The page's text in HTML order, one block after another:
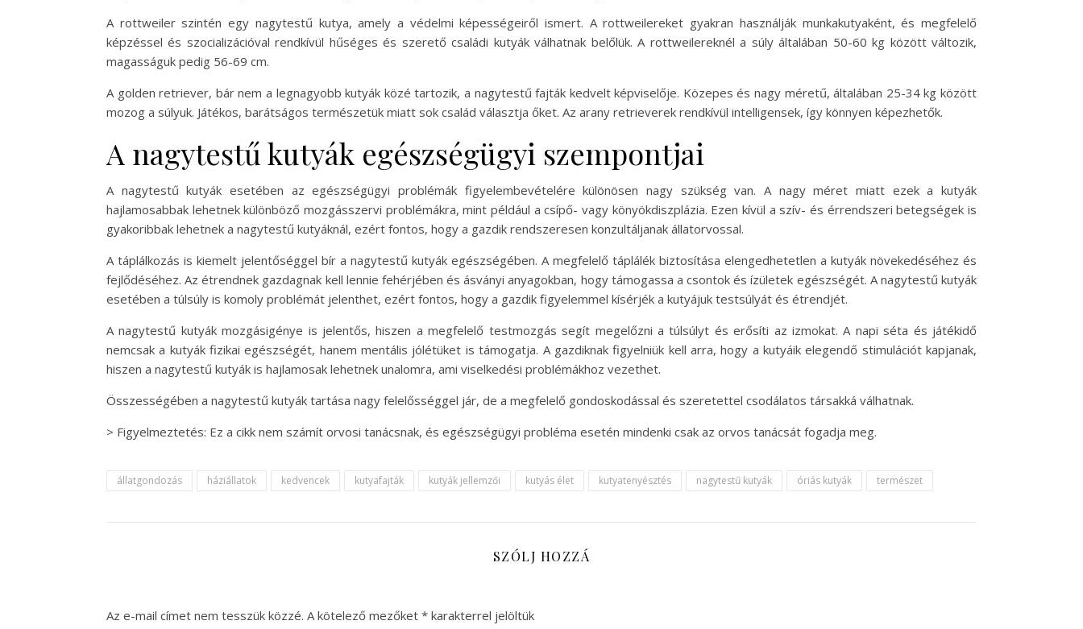
A rottweiler szintén egy nagytestű kutya, amely a védelmi képességeiről ismert. A rottweilereket gyakran használják munkakutyaként, és megfelelő
képzéssel és szocializációval rendkívül hűséges és szerető családi kutyák válhatnak belőlük. A rottweilereknél a súly általában 50-60 kg között változik,
magasságuk pedig 56-69 cm.
A golden retriever, bár nem a legnagyobb kutyák közé tartozik, a nagytestű fajták kedvelt képviselője. Közepes és nagy méretű, általában 25-34 kg között
mozog a súlyuk. Játékos, barátságos természetük miatt sok család választja őket. Az arany retrieverek rendkívül intelligensek, így könnyen képezhetők.
A nagytestű kutyák egészségügyi szempontjai
A nagytestű kutyák esetében az egészségügyi problémák figyelembevételére különösen nagy szükség van. A nagy méret miatt ezek a kutyák
hajlamosabbak lehetnek különböző mozgásszervi problémákra, mint például a csípő- vagy könyökdiszplázia. Ezen kívül a szív- és érrendszeri betegségek is
gyakoribbak lehetnek a nagytestű kutyáknál, ezért fontos, hogy a gazdik rendszeresen konzultáljanak állatorvossal.
A táplálkozás is kiemelt jelentőséggel bír a nagytestű kutyák egészségében. A megfelelő táplálék biztosítása elengedhetetlen a kutyák növekedéséhez és
fejlődéséhez. Az étrendnek gazdagnak kell lennie fehérjében és ásványi anyagokban, hogy támogassa a csontok és ízületek egészségét. A nagytestű kutyák
esetében a túlsúly is komoly problémát jelenthet, ezért fontos, hogy a gazdik figyelemmel kísérjék a kutyájuk testsúlyát és étrendjét.
A nagytestű kutyák mozgásigénye is jelentős, hiszen a megfelelő testmozgás segít megelőzni a túlsúlyt és erősíti az izmokat. A napi séta és játékidő
nemcsak a kutyák fizikai egészségét, hanem mentális jólétüket is támogatja. A gazdiknak figyelniük kell arra, hogy a kutyáik elegendő stimulációt kapjanak,
hiszen a nagytestű kutyák is hajlamosak lehetnek unalomra, ami viselkedési problémákhoz vezethet.
Összességében a nagytestű kutyák tartása nagy felelősséggel jár, de a megfelelő gondoskodással és szeretettel csodálatos társakká válhatnak.
> Figyelmeztetés: Ez a cikk nem számít orvosi tanácsnak, és egészségügyi probléma esetén mindenki csak az orvos tanácsát fogadja meg.
állatgondozás háziállatok kedvencek kutyafajták kutyák jellemzői kutyás élet kutyatenyésztés nagytestű kutyák óriás kutyák természet
SZÓLJ HOZZÁ
Az e-mail címet nem tesszük közzé. A kötelező mezőket * karakterrel jelöltük